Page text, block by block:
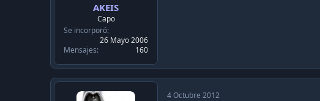
AKEIS
Capo
Se incorporó
26 Mayo 2006
Mensajes
160
4 Octubre 2012